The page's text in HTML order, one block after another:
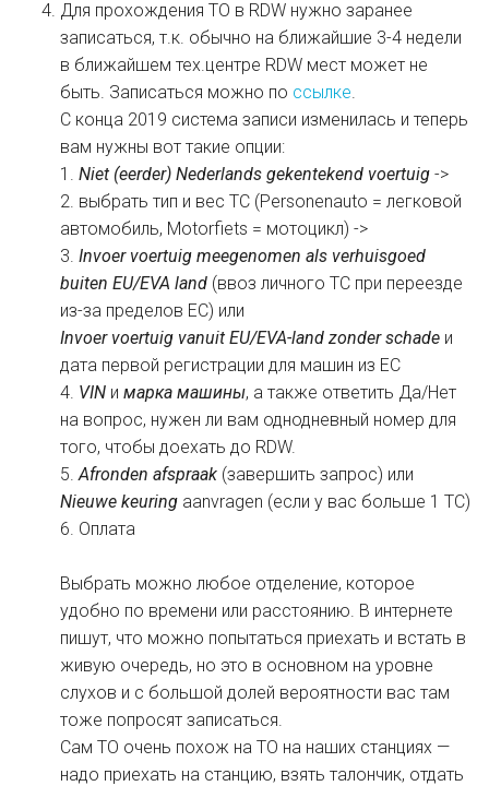
Для прохождения ТО в RDW нужно заранее
записаться, т.к. обычно на ближайшие 3-4 недели
в ближайшем тех.центре RDW мест может не
быть. Записаться можно по ссылке
С конца 2019 система записи изменилась и теперь
вам нужны вот такие опции:
1. Niet (eerder) Nederlands gekentekend voertuig ->
2. выбрать тип и вес ТС (Personenauto = легковой
автомобиль, Motorfiets = мотоцикл) ->
3. Invoer voertuig meegenomen als verhuisgoed
buiten EU/EVA land (ввоз личного ТС при переезде
из-за пределов ЕС) или
Invoer voertuig vanuit EU/EVA-land zonder schade и
дата первой регистрации для машин из ЕС
4. VIN и марка машины, а также ответить Да/Нет
на вопрос, нужен ли вам однодневный номер для
того, чтобы доехать до RDW.
5. Afronden afspraak (завершить запрос) или
Nieuwe keuring aanvragen (если у вас больше 1 ТС)
6. Оплата
Выбрать можно любое отделение, которое
удобно по времени или расстоянию. В интернете
пишут, что можно попытаться приехать и встать в
живую очередь, но это в основном на уровне
слухов и с большой долей вероятности вас там
тоже попросят записаться.
Сам ТО очень похож на ТО на наших станциях —
надо приехать на станцию, взять талончик, отдать